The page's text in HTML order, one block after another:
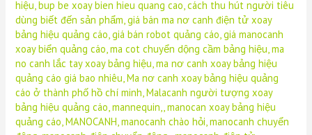
hiệu ,bup be xoay bien hieu quang cao ,cách thu hút người tiêu
dùng biết đến sản phẩm ,giá bán ma nơ canh điện tử xoay
bảng hiệu quảng cáo ,giá bán robot quảng cáo ,giá manocanh
xoay biển quảng cáo ,ma cot chuyển dộng cầm bảng hiệu ,ma
no canh lắc tay xoay bảng hiệu ,ma nơ canh xoay bảng hiệu
quảng cáo giá bao nhiêu ,Ma nơ canh xoay bảng hiệu quảng
cáo ở thành phố hồ chí minh ,Malacanh người tượng xoay
bảng hiệu quảng cáo ,mannequin, ,manocan xoay bảng hiệu
quảng cáo ,MANOCANH ,manocanh chào hỏi ,manocanh chuyển